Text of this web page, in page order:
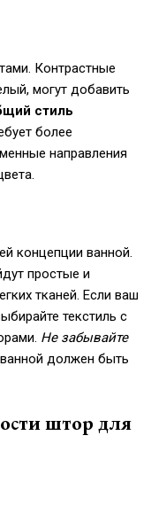
Контрастные
могут добавить
стиль
более
направления
концепции ванной.
простые и
тканей. Если ваш
текстиль с
Не забывайте
должен быть
штор для